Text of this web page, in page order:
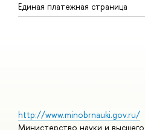
Единая платежная страница
http://www.minobrnauki.gov.ru/
Министерство науки и